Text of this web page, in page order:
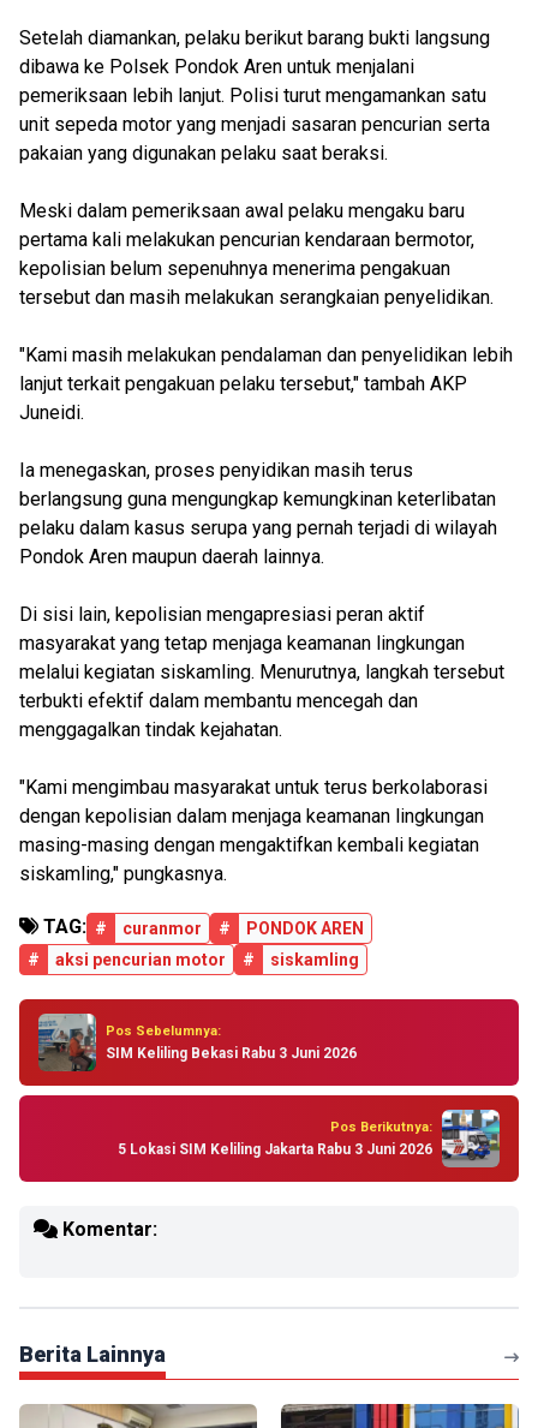
Setelah diamankan, pelaku berikut barang bukti langsung
dibawa ke Polsek Pondok Aren untuk menjalani
pemeriksaan lebih lanjut. Polisi turut mengamankan satu
unit sepeda motor yang menjadi sasaran pencurian serta
pakaian yang digunakan pelaku saat beraksi.
Meski dalam pemeriksaan awal pelaku mengaku baru
pertama kali melakukan pencurian kendaraan bermotor,
kepolisian belum sepenuhnya menerima pengakuan
tersebut dan masih melakukan serangkaian penyelidikan.
"Kami masih melakukan pendalaman dan penyelidikan lebih
lanjut terkait pengakuan pelaku tersebut," tambah AKP
Juneidi.
Ia menegaskan, proses penyidikan masih terus
berlangsung guna mengungkap kemungkinan keterlibatan
pelaku dalam kasus serupa yang pernah terjadi di wilayah
Pondok Aren maupun daerah lainnya.
Di sisi lain, kepolisian mengapresiasi peran aktif
masyarakat yang tetap menjaga keamanan lingkungan
melalui kegiatan siskamling. Menurutnya, langkah tersebut
terbukti efektif dalam membantu mencegah dan
menggagalkan tindak kejahatan.
"Kami mengimbau masyarakat untuk terus berkolaborasi
dengan kepolisian dalam menjaga keamanan lingkungan
masing-masing dengan mengaktifkan kembali kegiatan
siskamling," pungkasnya.
TAG: # curanmor #
PONDOK AREN
#
aksi pencurian motor # siskamling
Pos Sebelumnya:
SIM Keliling Bekasi Rabu 3 Juni 2026
Pos Berikutnya:
5 Lokasi SIM Keliling Jakarta Rabu 3 Juni 2026
Komentar:
Berita Lainnya